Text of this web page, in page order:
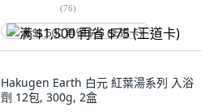
(76)
满 $1,500 再省 $75 (王道卡)
Hakugen Earth 白元 紅葉湯系列 入浴
劑 12包, 300g, 2盒